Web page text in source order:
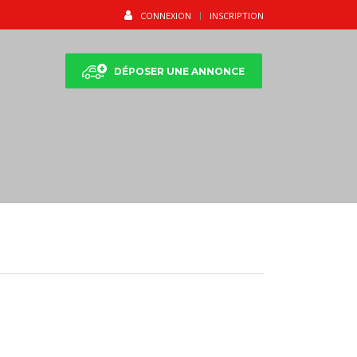
CONNEXION INSCRIPTION
DÉPOSER UNE ANNONCE